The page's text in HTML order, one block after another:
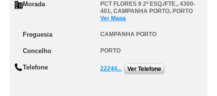
Morada
PCT FLORES 9 2º ESQ./FTE., 4300-
401, CAMPANHA PORTO, PORTO
Ver Mapa
Freguesia CAMPANHA PORTO
Concelho PORTO
Telefone 22244... Ver Telefone